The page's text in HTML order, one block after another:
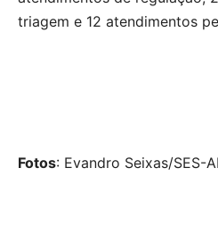
triagem e 12 atendimentos
Fotos: Evandro Seixas/SES-